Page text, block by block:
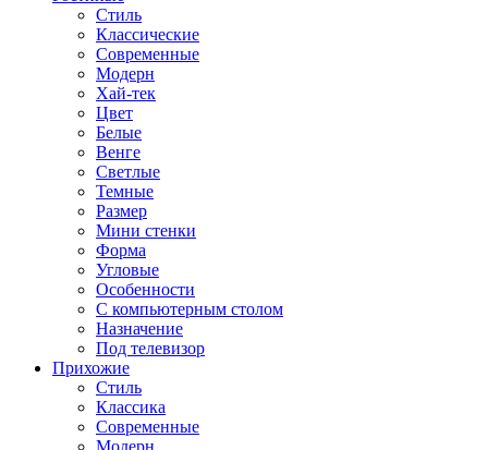
Стиль
Классические
Современные
Модерн
Хай-тек
Цвет
Белые
Венге
Светлые
Темные
Размер
Мини стенки
Форма
Угловые
Особенности
С компьютерным столом
Назначение
Под телевизор
Прихожие
Стиль
Классика
Современные
Модерн